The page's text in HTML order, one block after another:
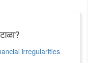
irregularities